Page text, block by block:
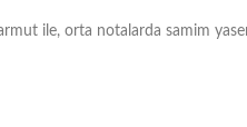
ile, orta notalarda samim